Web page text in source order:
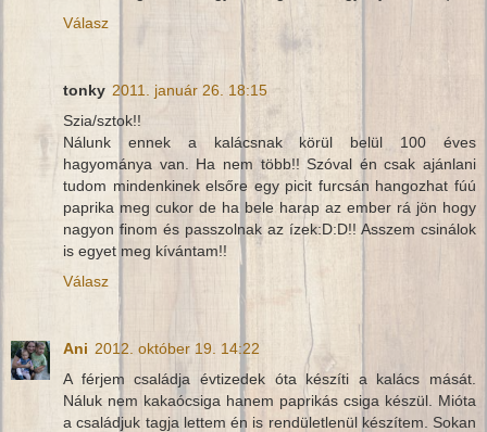
Válasz
tonky 2011. január 26. 18:15
Szia/sztok!!
Nálunk ennek a kalácsnak körül belül 100 éves
hagyománya van. Ha nem több!! Szóval én csak ajánlani
tudom mindenkinek elsőre egy picit furcsán hangozhat fúú
paprika meg cukor de ha bele harap az ember rá jön hogy
nagyon finom és passzolnak az ízek:D:D!! Asszem csinálok
is egyet meg kívántam!!
Válasz
Ani 2012. október 19. 14:22
A férjem családja évtizedek óta készíti a kalács mását.
Náluk nem kakaócsiga hanem paprikás csiga készül. Mióta
a családjuk tagja lettem én is rendületlenül készítem. Sokan